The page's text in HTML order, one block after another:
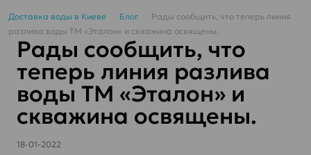
Доставка воды в Киеве Блог
Рады сообщить, что теперь линия
разлива воды ТМ «Эталон» и скважина освящены.
Рады сообщить, что
теперь линия разлива
воды ТМ «Эталон» и
скважина освящены.
18-01-2022